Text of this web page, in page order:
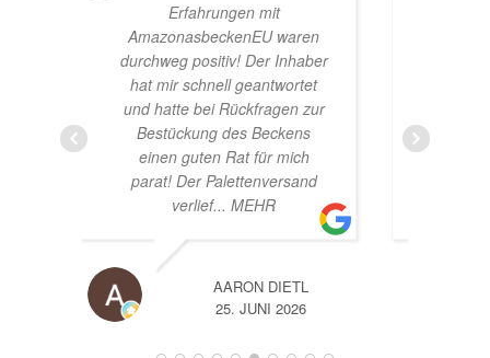
Hardscape im Laden und
sehr nette Beratung! Ich bin
super Glücklich mit meinem
Beståbecken
14. JUNI 2026